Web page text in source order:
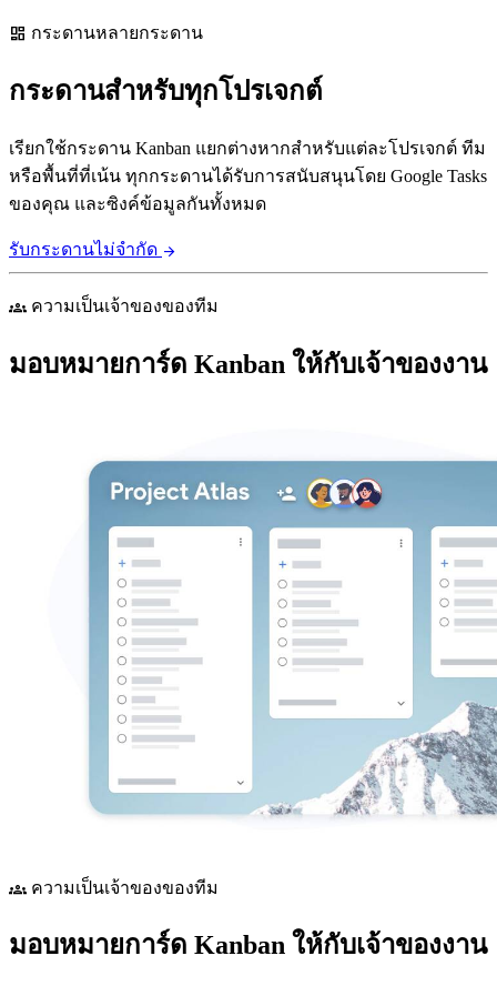
dashboard กระดานหลายกระดาน
กระดานสำหรับทุกโปรเจกต์
เรียกใช้กระดาน Kanban แยกต่างหากสำหรับแต่ละโปรเจกต์ ทีม
หรือพื้นที่ที่เน้น ทุกกระดานได้รับการสนับสนุนโดย Google Tasks
ของคุณ และซิงค์ข้อมูลกันทั้งหมด
รับกระดานไม่จำกัด arrow_forward
groups ความเป็นเจ้าของของทีม
มอบหมายการ์ด Kanban ให้กับเจ้าของงาน
groups ความเป็นเจ้าของของทีม
มอบหมายการ์ด Kanban ให้กับเจ้าของงาน